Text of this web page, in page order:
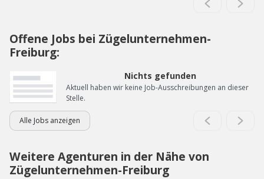
Offene Jobs bei Zügelunternehmen-
Freiburg:
Nichts gefunden
Aktuell haben wir keine Job-Ausschreibungen an dieser
Stelle.
Alle Jobs anzeigen
Weitere Agenturen in der Nähe von
Zügelunternehmen-Freiburg